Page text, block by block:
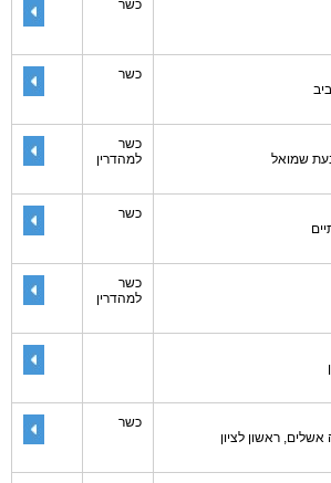
כשר
כשר
כשר
למהדרין
כשר
כשר
למהדרין
כשר